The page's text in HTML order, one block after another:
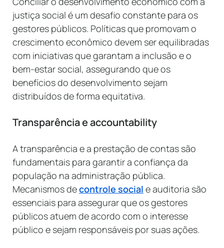
justiça social é um desafio constante para os
gestores públicos. Políticas que promovam o
crescimento econômico devem ser equilibradas
com iniciativas que garantam a inclusão e o
bem-estar social, assegurando que os
benefícios do desenvolvimento sejam
distribuídos de forma equitativa.
Transparência e accountability
A transparência e a prestação de contas são
fundamentais para garantir a confiança da
população na administração pública.
Mecanismos decontrole social e auditoria são
essenciais para assegurar que os gestores
públicos atuem de acordo com o interesse
público e sejam responsáveis por suas ações.